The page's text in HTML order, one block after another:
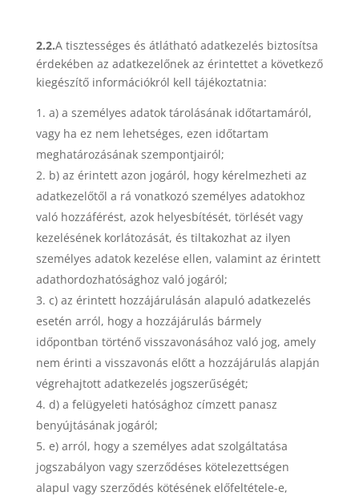
2.2.A tisztességes és átlátható adatkezelés biztosítsa
érdekében az adatkezelőnek az érintettet a következő
kiegészítő információkról kell tájékoztatnia:
a) a személyes adatok tárolásának időtartamáról,
vagy ha ez nem lehetséges, ezen időtartam
meghatározásának szempontjairól;
b) az érintett azon jogáról, hogy kérelmezheti az
adatkezelőtől a rá vonatkozó személyes adatokhoz
való hozzáférést, azok helyesbítését, törlését vagy
kezelésének korlátozását, és tiltakozhat az ilyen
személyes adatok kezelése ellen, valamint az érintett
adathordozhatósághoz való jogáról;
c) az érintett hozzájárulásán alapuló adatkezelés
esetén arról, hogy a hozzájárulás bármely
időpontban történő visszavonásához való jog, amely
nem érinti a visszavonás előtt a hozzájárulás alapján
végrehajtott adatkezelés jogszerűségét;
d) a felügyeleti hatósághoz címzett panasz
benyújtásának jogáról;
e) arról, hogy a személyes adat szolgáltatása
jogszabályon vagy szerződéses kötelezettségen
alapul vagy szerződés kötésének előfeltétele-e,